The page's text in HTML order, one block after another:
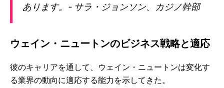
あります。- サラ・ジョンソン、カジノ幹部
ウェイン・ニュートンのビジネス戦略と適応
彼のキャリアを通して、ウェイン・ニュートンは変化す
る業界の動向に適応する能力を示してきた。